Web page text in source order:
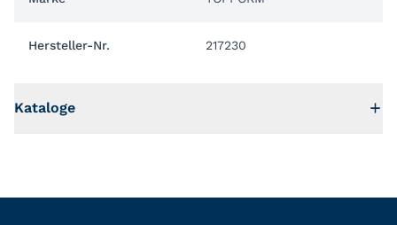
Hersteller-Nr. 217230
Kataloge